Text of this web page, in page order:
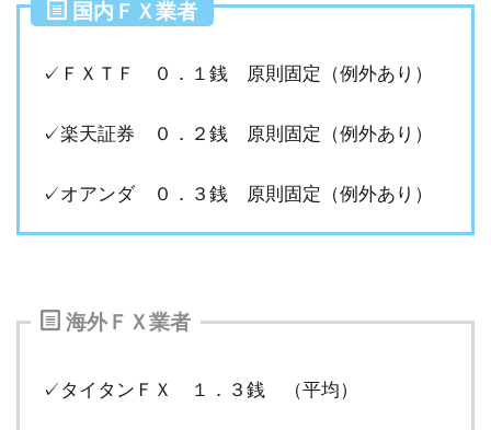
国内ＦＸ業者
✓ＦＸＴＦ ０．１銭 原則固定（例外あり）
✓楽天証券 ０．２銭 原則固定（例外あり）
✓オアンダ ０．３銭 原則固定（例外あり）
海外ＦＸ業者
✓タイタンＦＸ １．３銭 （平均）